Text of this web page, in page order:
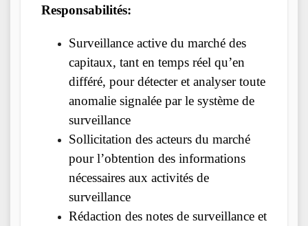
Responsabilités:
Surveillance active du marché des
capitaux, tant en temps réel qu’en
différé, pour détecter et analyser toute
anomalie signalée par le système de
surveillance
Sollicitation des acteurs du marché
pour l’obtention des informations
nécessaires aux activités de
surveillance
Rédaction des notes de surveillance et